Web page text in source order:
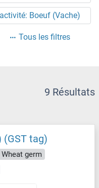
Boeuf (Vache)
Tous les filtres
9 Résultats
(GST tag)
germ